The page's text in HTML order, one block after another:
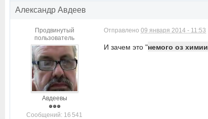
Александр Авдеев
Продвинутый
пользователь
Авдеевы
Cообщений: 16 541
Отправлено 09 января 2014 - 11:53
И зачем это "немого оз химии